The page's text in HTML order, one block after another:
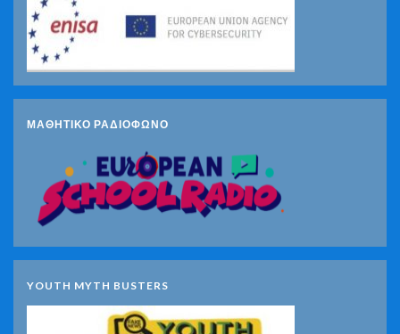
ΜΑΘΗΤΙΚΟ ΡΑΔΙΟΦΩΝΟ
YOUTH MYTH BUSTERS